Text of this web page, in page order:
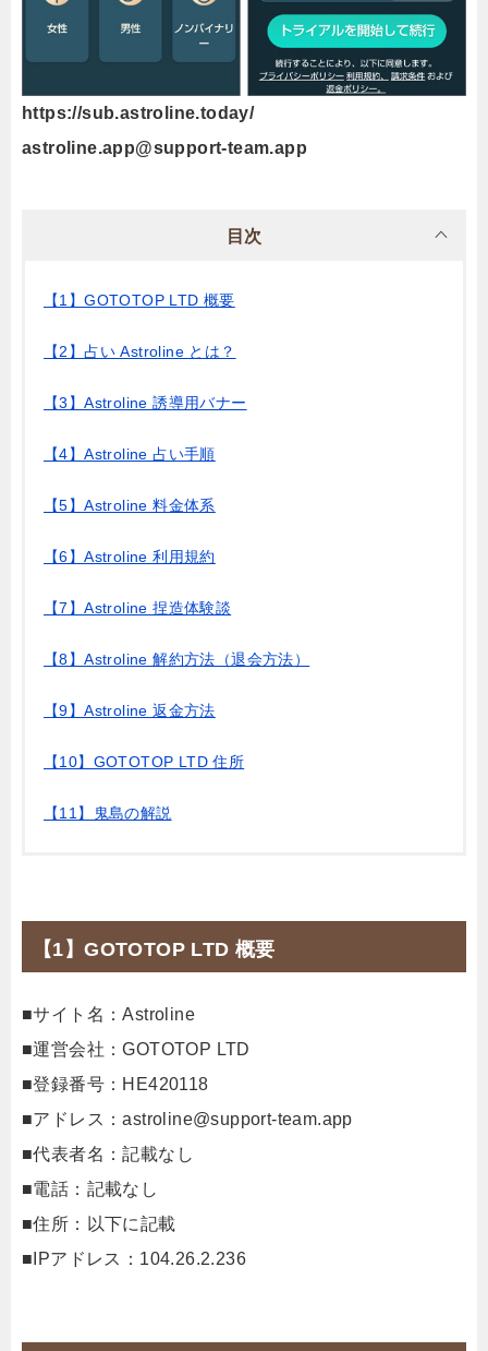
https://sub.astroline.today/
astroline.app@support-team.app
目次
【1】GOTOTOP LTD 概要
【2】占い Astroline とは？
【3】Astroline 誘導用バナー
【4】Astroline 占い手順
【5】Astroline 料金体系
【6】Astroline 利用規約
【7】Astroline 捏造体験談
【8】Astroline 解約方法（退会方法）
【9】Astroline 返金方法
【10】GOTOTOP LTD 住所
【11】鬼島の解説
【1】GOTOTOP LTD 概要
■サイト名：Astroline
■運営会社：GOTOTOP LTD
■登録番号：HE420118
■アドレス：astroline@support-team.app
■代表者名：記載なし
■電話：記載なし
■住所：以下に記載
■IPアドレス：104.26.2.236